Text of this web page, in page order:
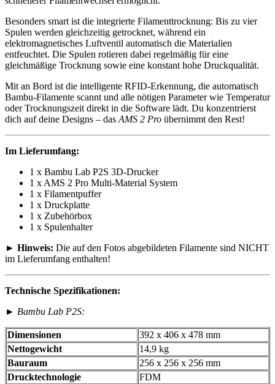
Besonders smart ist die integrierte Filamenttrocknung: Bis zu vier
Spulen werden gleichzeitig getrocknet, während ein
elektromagnetisches Luftventil automatisch die Materialien
entfeuchtet. Die Spulen rotieren dabei regelmäßig für eine
gleichmäßige Trocknung sowie eine konstant hohe Druckqualität.
Mit an Bord ist die intelligente RFID-Erkennung, die automatisch
Bambu-Filamente scannt und alle nötigen Parameter wie Temperatur
oder Trocknungszeit direkt in die Software lädt. Du konzentrierst
dich auf deine Designs – das AMS 2 Pro übernimmt den Rest!
Im Lieferumfang:
1 x Bambu Lab P2S 3D-Drucker
1 x AMS 2 Pro Multi-Material System
1 x Filamentpuffer
1 x Druckplatte
1 x Zubehörbox
1 x Spulenhalter
► Hinweis: Die auf den Fotos abgebildeten Filamente sind NICHT
im Lieferumfang enthalten!
Technische Spezifikationen:
► Bambu Lab P2S:
Dimensionen
392 x 406 x 478 mm
Nettogewicht
14,9 kg
Bauraum
256 x 256 x 256 mm
Drucktechnologie
FDM